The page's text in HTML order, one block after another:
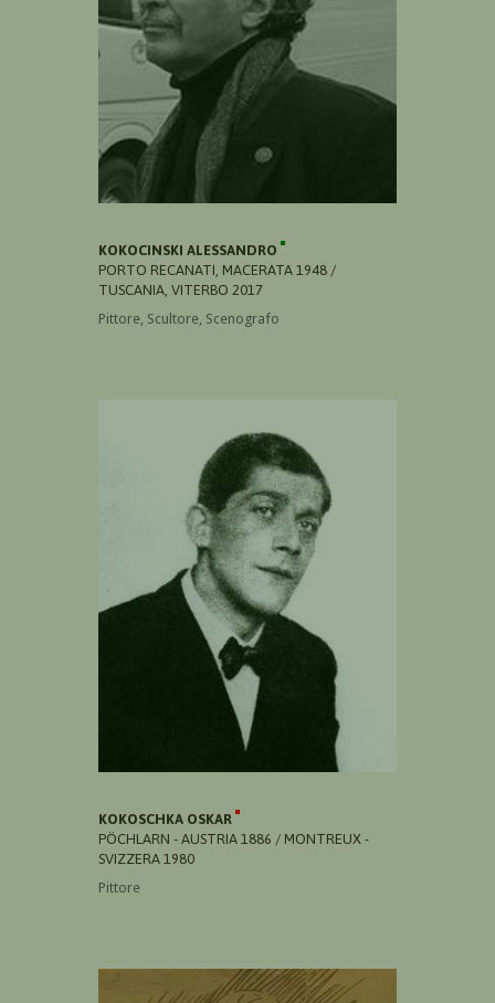
KOKOCINSKI ALESSANDRO
PORTO RECANATI, MACERATA 1948 /
TUSCANIA, VITERBO 2017
Pittore, Scultore, Scenografo
KOKOSCHKA OSKAR
PÖCHLARN - AUSTRIA 1886 / MONTREUX -
SVIZZERA 1980
Pittore